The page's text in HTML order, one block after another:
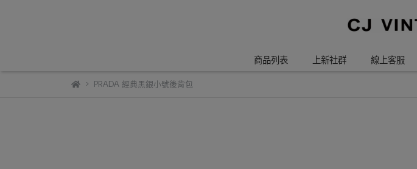
商品列表 上新社群 線上客服
PRADA 經典黑銀小號後背包